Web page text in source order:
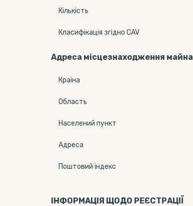
Кількість
Класифікація згідно CAV
Адреса місцезнаходження майна
Країна
Область
Населений пункт
Адреса
Поштовий індекс
ІНФОРМАЦІЯ ЩОДО РЕЄСТРАЦІЇ